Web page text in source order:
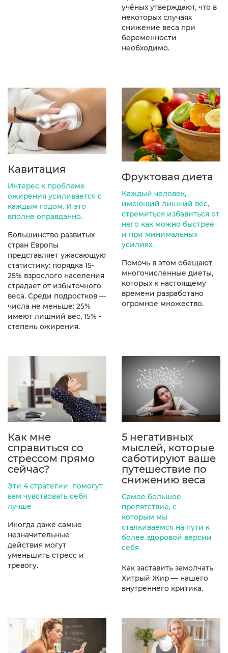
учёных утверждают, что в
некоторых случаях
снижение веса при
беременности
необходимо.
Кавитация
Интерес к проблеме
ожирения усиливается с
каждым годом. И это
вполне оправданно.
Большинство развитых
стран Европы
представляет ужасающую
статистику: порядка 15-
25% взрослого населения
страдает от избыточного
веса. Среди подростков —
числа не меньше: 25%
имеют лишний вес, 15% -
степень ожирения.
Фруктовая диета
Каждый человек,
имеющий лишний вес,
стремиться избавиться от
него как можно быстрее
и при минимальных
усилиях.
Помочь в этом обещают
многочисленные диеты,
которых к настоящему
времени разработано
огромное множество.
Как мне
справиться со
стрессом прямо
сейчас?
Эти 4 стратегии помогут
вам чувствовать себя
лучше
Иногда даже самые
незначительные
действия могут
уменьшить стресс и
тревогу.
5 негативных
мыслей, которые
саботируют ваше
путешествие по
снижению веса
Cамое большое
препятствие, с
которым мы
сталкиваемся на пути к
более здоровой версии
себя
Как заставить замолчать
Хитрый Жир — нашего
внутреннего критика.